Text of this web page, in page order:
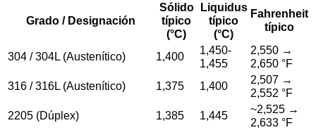
Grado / Designación
Sólido
típico
(°C)
Liquidus
típico
(°C)
Fahrenheit
típico
304 / 304L (Austenítico) 1,400
1,450-
1,455
2,550 →
2,650 °F
316 / 316L (Austenítico)
1,375 1,400
2,507 →
2,552 °F
2205 (Dúplex)
1,385 1,445
~2,525 →
2,633 °F